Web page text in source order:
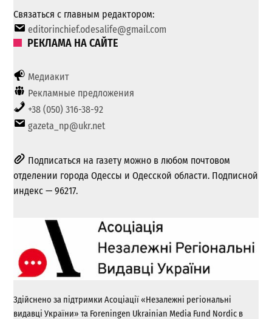
Связаться с главным редактором:
editorinchief.odesalife@gmail.com
РЕКЛАМА НА САЙТЕ
Медиакит
Рекламные предложения
+38 (050) 316-38-92
gazeta_np@ukr.net
Подписаться на газету можно в любом почтовом
отделении города Одессы и Одесской области. Подписной
индекс — 96217.
Здійснено за підтримки Асоціації «Незалежні регіональні
видавці України» та Foreningen Ukrainian Media Fund Nordic в